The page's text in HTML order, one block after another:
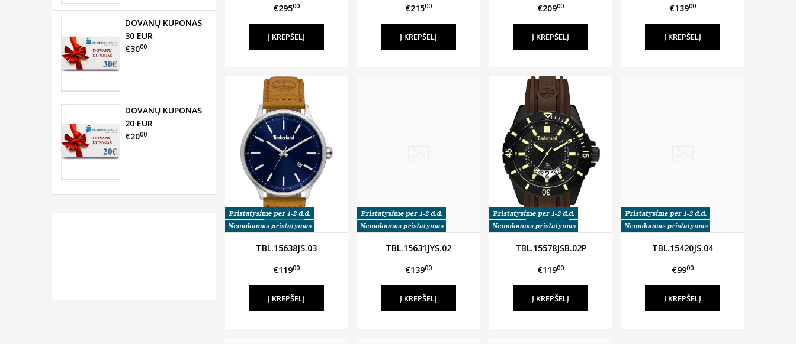
€29500
€21500
€20900
€13900
TBL.15638JS.03
€11900
TBL.15631JYS.02
€13900
TBL.15578JSB.02P
€11900
TBL.15420JS.04
€9900
DOVANŲ KUPONAS
30 EUR
€3000
DOVANŲ KUPONAS
20 EUR
€2000